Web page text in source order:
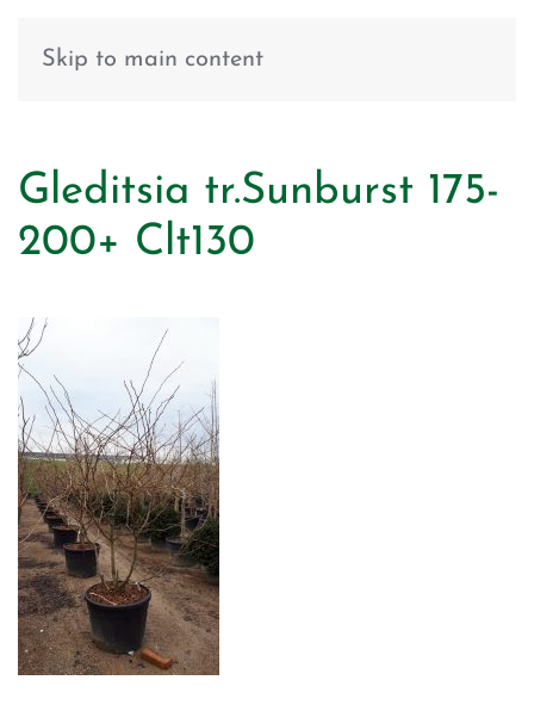
Skip to main content
Gleditsia tr.Sunburst 175-
200+ Clt130